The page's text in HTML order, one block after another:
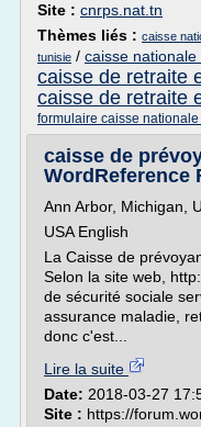
Site : cnrps.nat.tn
Thèmes liés : caisse
tunisie / caisse
caisse de retraite
caisse de retraite
formulaire caisse
caisse de
WordReference
Ann Arbor, Michigan,
USA English
La Caisse de
Selon la site web,
de sécurité sociale
assurance maladie,
donc c'est...
Lire la suite
Date: 2018-03-27
Site : https://